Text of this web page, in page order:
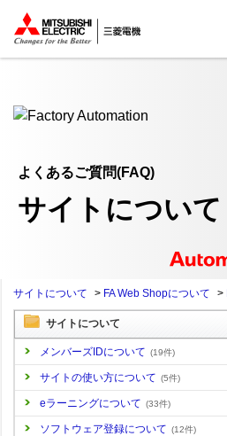
ここから本文
よくあるご質問(FAQ)
サイトについて
サイトについて > FA Web Shopについて >
サイトについて
メンバーズIDについて (19件)
サイトの使い方について (5件)
eラーニングについて (33件)
ソフトウェア登録について (12件)